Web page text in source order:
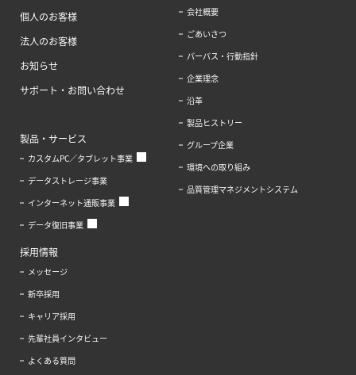
個人のお客様
法人のお客様
お知らせ
サポート・お問い合わせ
製品・サービス
カスタムPC／タブレット事業
データストレージ事業
インターネット通販事業
データ復旧事業
会社概要
ごあいさつ
パーパス・行動指針
企業理念
沿革
製品ヒストリー
グループ企業
環境への取り組み
品質管理マネジメントシステム
採用情報
メッセージ
新卒採用
キャリア採用
先輩社員インタビュー
よくある質問